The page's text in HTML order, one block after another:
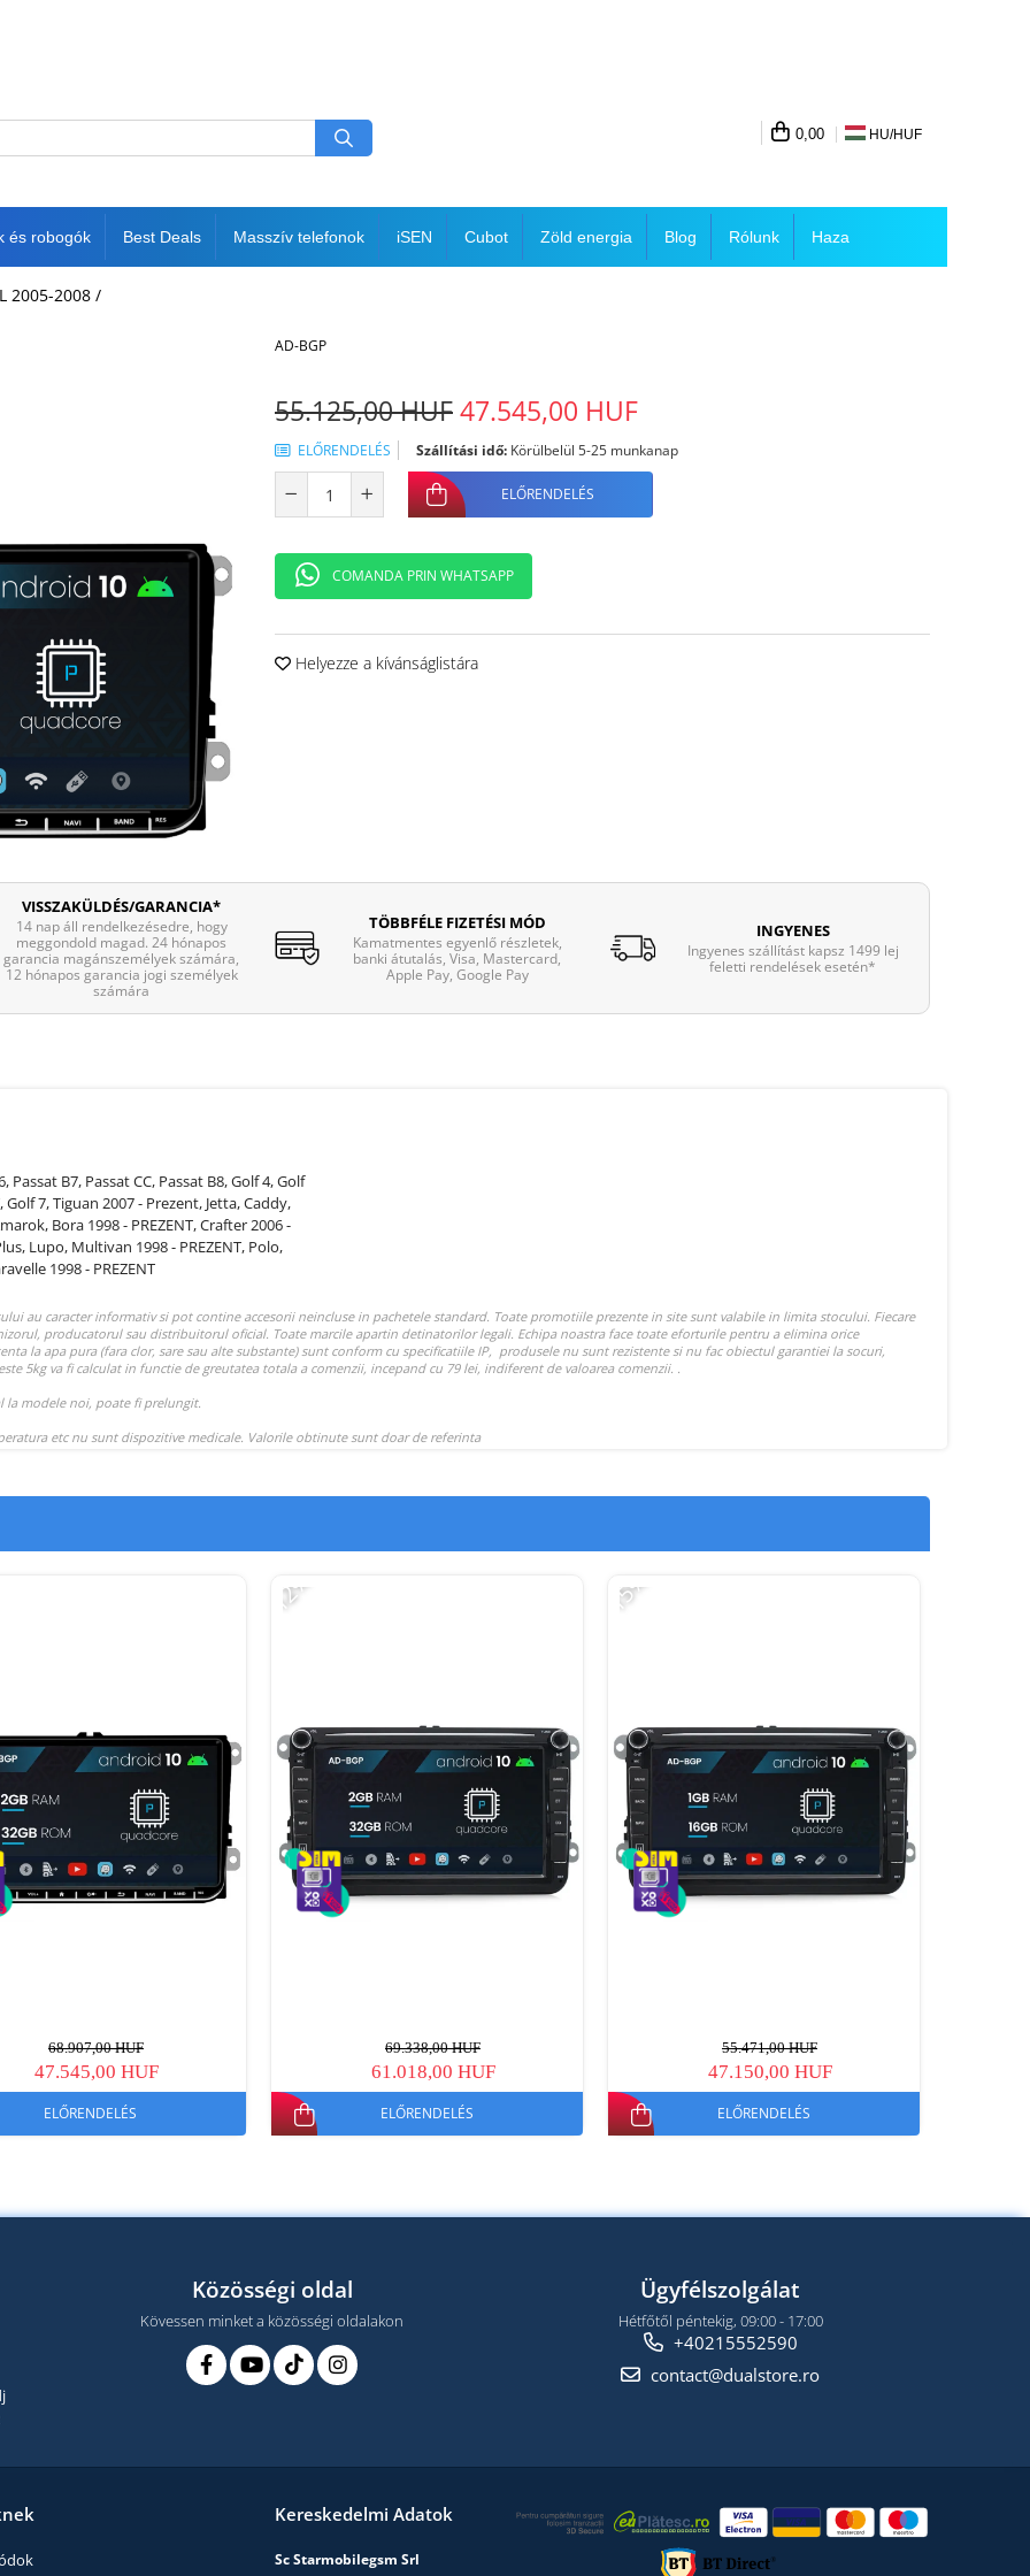
0,00 HU/HUF
és robogók Best Deals Masszív telefonok iSEN Cubot Zöld energia Blog Rólunk Haza
2005-2008 /
AD-BGP
55.125,00 HUF47.545,00 HUF
ELŐRENDELÉS Szállítási idő: Körülbelül 5-25 munkanap
ELŐRENDELÉS
COMANDA PRIN WHATSAPP
Helyezze a kívánságlistára
VISSZAKÜLDÉS/GARANCIA*
14 nap áll rendelkezésedre, hogy
meggondold magad. 24 hónapos
garancia magánszemélyek számára,
12 hónapos garancia jogi személyek
számára
TÖBBFÉLE FIZETÉSI MÓD
Kamatmentes egyenlő részletek,
banki átutalás, Visa, Mastercard,
Apple Pay, Google Pay
INGYENES
Ingyenes szállítást kapsz 1499 lej
feletti rendelések esetén*
Passat B7, Passat CC, Passat B8,Golf 4,Golf
Golf 7,Tiguan 2007 - Prezent, Jetta,Caddy,
Bora 1998 - PREZENT,Crafter 2006 -
Lupo, Multivan 1998 - PREZENT, Polo,
1998 - PREZENT
68.907,00 HUF
47.545,00 HUF
ELŐRENDELÉS
-12%
69.338,00 HUF
61.018,00 HUF
ELŐRENDELÉS
-15%
55.471,00 HUF
47.150,00 HUF
ELŐRENDELÉS
Közösségi oldal
Kövessen minket a közösségi oldalakon
Ügyfélszolgálat
Hétfőtől péntekig, 09:00 - 17:00
+40215552590
contact@dualstore.ro
Kereskedelmi Adatok
Sc Starmobilegsm Srl